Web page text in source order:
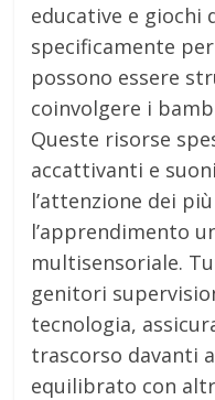
educative e
specificamente
possono essere
coinvolgere i
Queste risorse
accattivanti e
l’attenzione dei
l’apprendimento
multisensoriale.
genitori
tecnologia,
trascorso davanti
equilibrato con